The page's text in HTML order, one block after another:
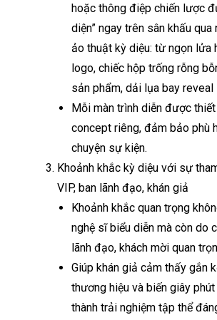
hoặc thông điệp chiến lược
diện” ngay trên sân khấu qua
ảo thuật kỳ diệu: từ ngọn lửa
logo, chiếc hộp trống rỗng
sản phẩm, dải lụa bay
Mỗi màn trình diễn được
concept riêng, đảm bảo phù
chuyện sự kiện.
Khoảnh khắc kỳ diệu với sự
VIP, ban lãnh đạo, khán giả
Khoảnh khắc quan trọng
nghệ sĩ biểu diễn mà còn do
lãnh đạo, khách mời quan
Giúp khán giả cảm thấy gắn
thương hiệu và biến giây
thành trải nghiệm tập thể